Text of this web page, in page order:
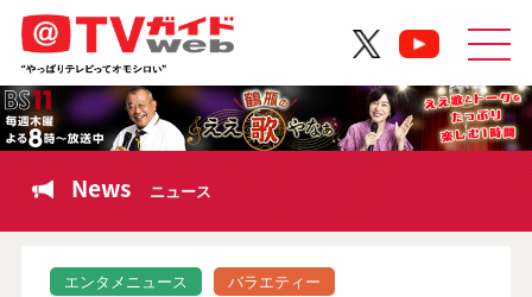
News ニュース
エンタメニュース バラエティー